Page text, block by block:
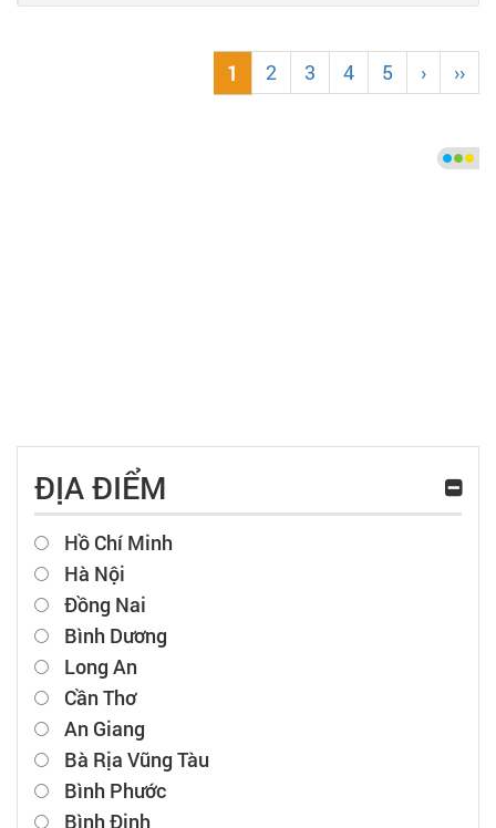
1 2 3 4 5 › ››
ĐỊA ĐIỂM
Hồ Chí Minh
Hà Nội
Đồng Nai
Bình Dương
Long An
Cần Thơ
An Giang
Bà Rịa Vũng Tàu
Bình Phước
Bình Định